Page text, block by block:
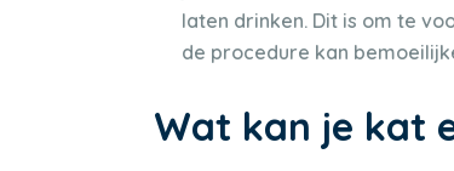
laten drinken. Dit is om te
de procedure kan
Wat kan je kat